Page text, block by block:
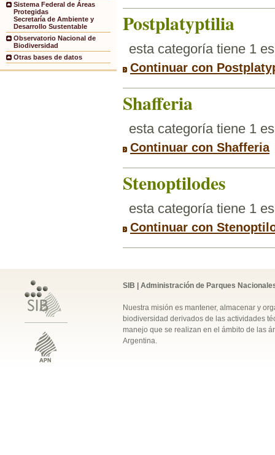
Sistema Federal de Áreas
Protegidas
Secretaría de Ambiente y
Desarrollo Sustentable
Observatorio Nacional de
Biodiversidad
Otras bases de datos
Postplatyptilia
esta categoría tiene 1
Continuar con
Shafferia
esta categoría tiene 1
Continuar con Shafferia
Stenoptilodes
esta categoría tiene 1
Continuar con
SIB | Administración de Parques
Nuestra misión es mantener, almacenar y
biodiversidad derivados de las actividades
manejo que se realizan en el ámbito de las
Argentina.